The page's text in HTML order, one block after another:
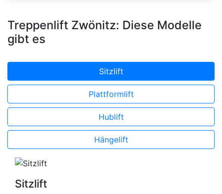
Treppenlift Zwönitz: Diese Modelle
gibt es
Sitzlift
Plattformlift
Hublift
Hängelift
Sitzlift